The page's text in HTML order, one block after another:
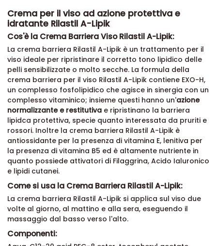
Crema per il viso ad azione protettiva e
idratante Rilastil A-Lipik
Cos'è la Crema Barriera Viso Rilastil A-Lipik:
La crema barriera Rilastil A-Lipik è un trattamento per il
viso ideale per ripristinare il corretto tono lipidico delle
pelli sensibilizzate o molto secche. La formula della
crema barriera per il viso Rilastil A-Lipik contiene EXO-H,
un complesso fosfolipidico che agisce in sinergia con un
complesso vitaminico; insieme questi hanno un'azione
normalizzante e restitutiva e ripristinano la barriera
lipidca protettiva, specie quanto interessata da pruriti e
rossori. Inoltre la crema barriera Rilastil A-Lipik è
antiossidante per la presenza di vitamina E, lenitiva per
la presenza di vitamina B5 ed è altamente nutriente in
quanto possiede attivatori di Filaggrina, Acido Ialuronico
e lipidi cutanei.
Come si usa la Crema Barriera Rilastil A-Lipik:
La crema barriera Rilastil A-Lipik si applica sul viso due
volte al giorno, al mattino e alla sera, eseguendo il
massaggio dal basso verso l'alto.
Componenti: